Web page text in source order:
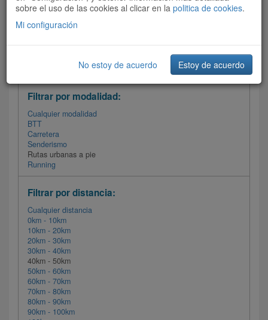
Todas las rutas
Ordenar por: Más recientes /
Filtrar las rutas
Filtrar por modalidad:
Cualquier modalidad
BTT
Carretera
Senderismo
Rutas urbanas a pie
Running
Filtrar por distancia:
Cualquier distancia
0km - 10km
10km - 20km
20km - 30km
30km - 40km
40km - 50km
50km - 60km
60km - 70km
70km - 80km
80km - 90km
90km - 100km
sobre el uso de las cookies al clicar en la politica de cookies.
Mi configuración
No estoy de acuerdo Estoy de acuerdo